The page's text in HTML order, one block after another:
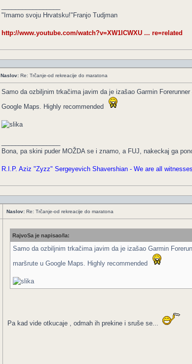
"Imamo svoju Hrvatsku!"Franjo Tudjman
http://www.youtube.com/watch?v=XW1ICWXU ... re=related
Naslov: Re: Trčanje-od rekreacije do maratona
Samo da ozbiljnim trkačima javim da je izašao Garmin
Google Maps. Highly recommended
Bona, pa skini puder MOŽDA se i znamo, a FUJ, nakeckaj ga
R.I.P. Aziz "Zyzz" Sergeyevich Shavershian - We are all witnesses
Naslov: Re: Trčanje-od rekreacije do maratona
RajvoSa je napisao/la:
Samo da ozbiljnim trkačima javim da je izašao Garmin
maršrute u Google Maps. Highly recommended
Pa kad vide otkucaje , odmah ih prekine i sruše se...